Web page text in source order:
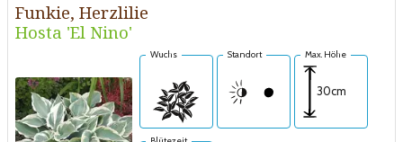
Funkie, Herzlilie
Hosta 'El Nino'
Wuchs Standort Max. Höhe
30cm